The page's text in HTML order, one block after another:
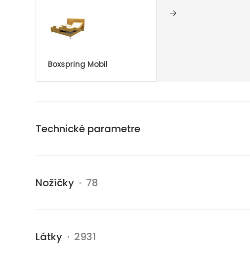
Boxspring Mobil
Technické parametre
Nožíčky · 78
Látky · 2931